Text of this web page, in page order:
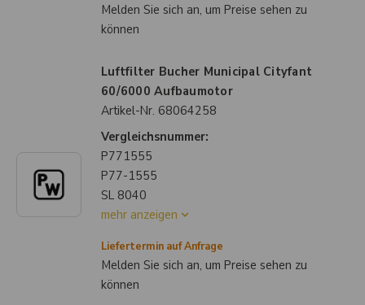
Melden Sie sich an, um Preise sehen zu
können
Luftfilter Bucher Municipal Cityfant
60/6000 Aufbaumotor
Artikel-Nr. 68064258
Vergleichsnummer:
P771555
P77-1555
SL 8040
mehr anzeigen
Liefertermin auf Anfrage
Melden Sie sich an, um Preise sehen zu
können